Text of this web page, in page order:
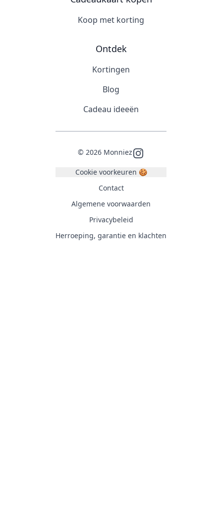
Koop met korting
Ontdek
Kortingen
Blog
Cadeau ideeën
© 2026 MonniezInstagram
Cookie voorkeuren 🍪
Contact
Algemene voorwaarden
Privacybeleid
Herroeping, garantie en klachten